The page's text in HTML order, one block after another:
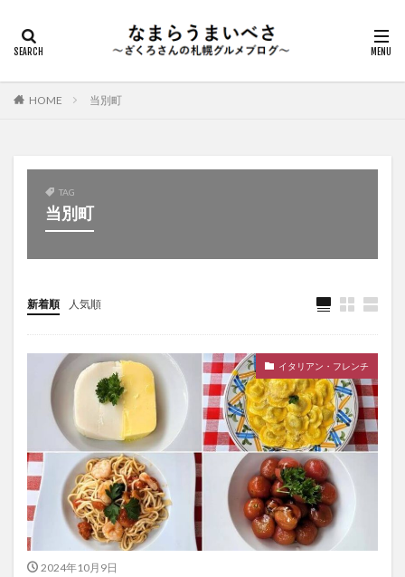
HOME 当別町
TAG
当別町
新着順 人気順
イタリアン・フレンチ
2024年10月9日